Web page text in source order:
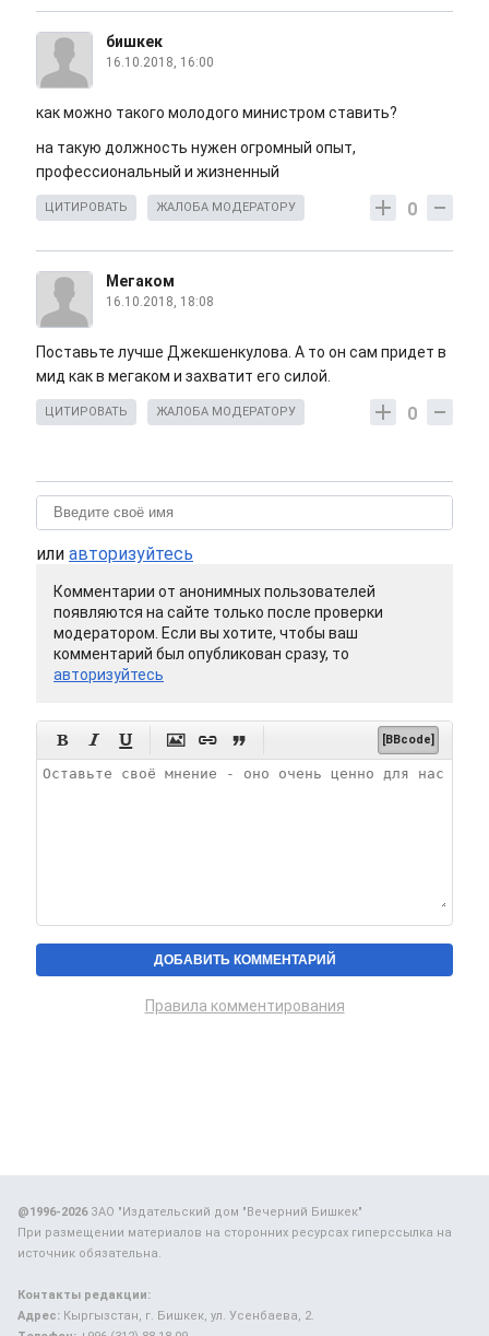
бишкек
16.10.2018, 16:00
как можно такого молодого министром ставить?
на такую должность нужен огромный опыт,
профессиональный и жизненный
0
ЦИТИРОВАТЬ ЖАЛОБА МОДЕРАТОРУ
Мегаком
16.10.2018, 18:08
Поставьте лучше Джекшенкулова. А то он сам придет в
мид как в мегаком и захватит его силой.
0
ЦИТИРОВАТЬ ЖАЛОБА МОДЕРАТОРУ
или авторизуйтесь
Комментарии от анонимных пользователей
появляются на сайте только после проверки
модератором. Если вы хотите, чтобы ваш
комментарий был опубликован сразу, то
авторизуйтесь
      [BBcode]
Правила комментирования
@1996-2026ЗАО "Издательский дом "Вечерний Бишкек"
При размещении материалов на сторонних ресурсах гиперссылка на
источник обязательна.
Контакты редакции:
Адрес: Кыргызстан, г. Бишкек, ул. Усенбаева, 2.